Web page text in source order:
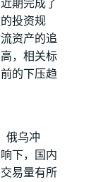
期完成了
投资规
资产的追
，相关标
的下压趋
俄乌冲
下，国内
易量有所